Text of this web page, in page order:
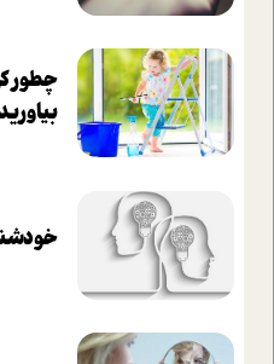
چطور